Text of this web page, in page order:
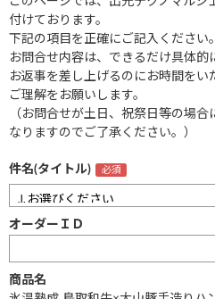
付けております。
下記の項目を正確にご記入ください。
お問合せ内容は、できるだけ具体的
お返事を差し上げるのにお時間をい
ご理解をお願いします。
（お問合せが土日、祝祭日等の場
なりますのでご了承ください。）
件名(タイトル)
オーダーＩＤ
商品名